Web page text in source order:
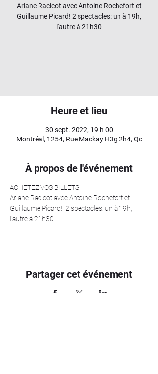
Ariane Racicot avec Antoine Rochefort et
Guillaume Picard! 2 spectacles: un à 19h,
l'autre à 21h30
Heure et lieu
30 sept. 2022, 19 h 00
Montréal, 1254, Rue Mackay H3g 2h4, Qc
À propos de l'événement
ACHETEZ VOS BILLETS
Ariane Racicot avec Antoine Rochefort et
Guillaume Picard!  2 spectacles: un à 19h,
l'autre à 21h30
Partager cet événement